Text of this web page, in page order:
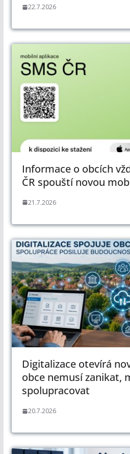
22.7.2026
Informace o obcích
ČR spouští novou
21.7.2026
Digitalizace otevírá
obce nemusí zanikat,
spolupracovat
20.7.2026